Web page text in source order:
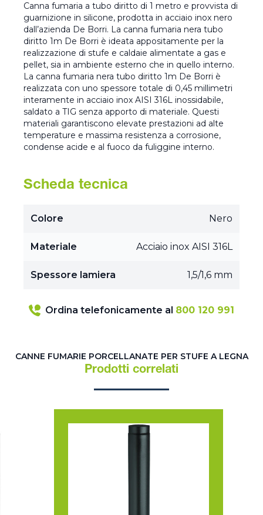
Canna fumaria a tubo diritto di 1 metro e provvista di
guarnizione in silicone, prodotta in acciaio inox nero
dall’azienda De Borri. La canna fumaria nera tubo
diritto 1m De Borri è ideata appositamente per la
realizzazione di stufe e caldaie alimentate a gas e
pellet, sia in ambiente esterno che in quello interno.
La canna fumaria nera tubo diritto 1m De Borri è
realizzata con uno spessore totale di 0,45 millimetri
interamente in acciaio inox AISI 316L inossidabile,
saldato a TIG senza apporto di materiale. Questi
materiali garantiscono elevate prestazioni ad alte
temperature e massima resistenza a corrosione,
condense acide e al fuoco da fuliggine interno.
Scheda tecnica
Colore Nero
Materiale Acciaio inox AISI 316L
Spessore lamiera 1,5/1,6 mm
Ordina telefonicamente al 800 120 991
CANNE FUMARIE PORCELLANATE PER STUFE A LEGNA
Prodotti correlati